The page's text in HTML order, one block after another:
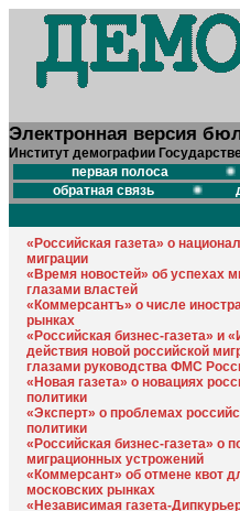
Электронная версия
Институт демографии
первая полоса
обратная связь
«Российская газета» о
миграции
«Время новостей» об успехах
глазами властей
«Коммерсантъ» о числе
рынках
«Российская бизнес-газета» и
действия новой российской
глазами руководства ФМС
«Новая газета» о новациях
политики
«Эксперт» о проблемах
политики
«Российская бизнес-газета» о
миграционных устрожений
«Коммерсант» об отмене квот
московских рынках
«Независимая газета-